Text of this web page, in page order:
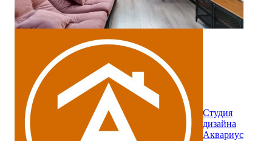
Студия
дизайна
Аквариус